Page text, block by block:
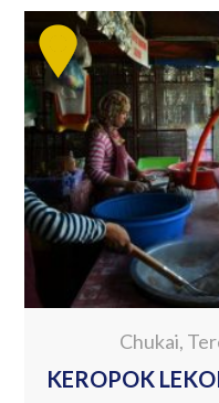
Chukai,
KEROPOK